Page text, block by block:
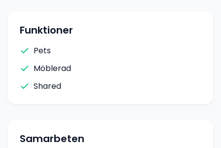
Funktioner
Pets
Möblerad
Shared
Samarbeten